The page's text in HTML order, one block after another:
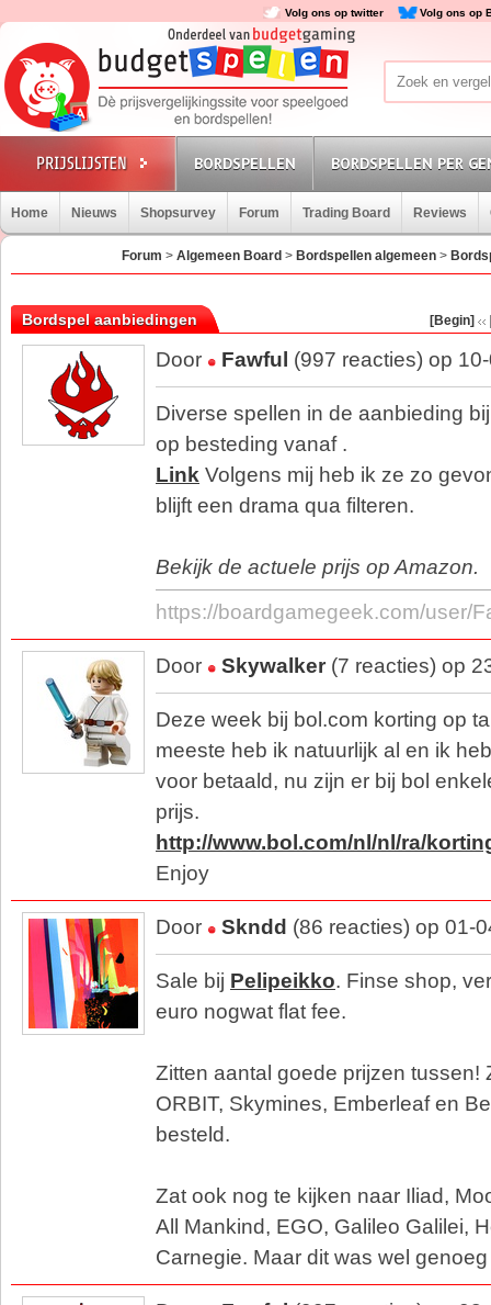
Volg ons op twitter Volg ons op
BORDSPELLEN BORDSPELLEN PER
Home Nieuws Shopsurvey Forum Trading Board Reviews
Forum >Algemeen Board > Bordspellen algemeen >
Bordspel aanbiedingen [Begin]
Door Fawful (997 reacties) op
Diverse spellen in de aanbieding
op besteding vanaf .
Link Volgens mij heb ik ze zo
blijft een drama qua filteren.
Bekijk de actuele prijs op Amazon.
https://boardgamegeek.com/user/
Door Skywalker (7 reacties) op
Deze week bij bol.com korting op
meeste heb ik natuurlijk al en ik
voor betaald, nu zijn er bij bol
prijs.
http://www.bol.com/nl/nl/ra/
Enjoy
Door Skndd (86 reacties) op 01-
Sale bij Pelipeikko. Finse shop,
euro nogwat flat fee.
Zitten aantal goede prijzen tussen!
ORBIT, Skymines, Emberleaf en
besteld.
Zat ook nog te kijken naar Iliad,
All Mankind, EGO, Galileo Galilei,
Carnegie. Maar dit was wel